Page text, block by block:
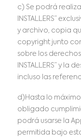
c) Se podrá
INSTALLERS”
y archivo, copia
copyright junto
sobre los
INSTALLERS” y
incluso las
d)Hasta lo
obligado
podrá usarse la
permitida bajo